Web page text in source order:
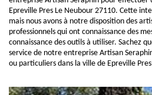
Epreville Pres Le Neubour 27110. Cette
mais nous avons à notre disposition des
professionnels qui ont connaissance des
connaissance des outils à utiliser. Sachez
service de notre entreprise Artisan
ou particuliers dans la ville de Epreville